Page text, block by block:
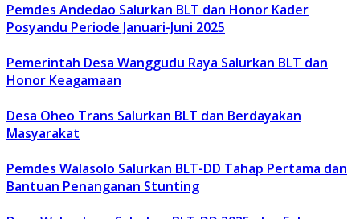
Pemdes Andedao Salurkan BLT dan Honor Kader
Posyandu Periode Januari-Juni 2025
Pemerintah Desa Wanggudu Raya Salurkan BLT dan
Honor Keagamaan
Desa Oheo Trans Salurkan BLT dan Berdayakan
Masyarakat
Pemdes Walasolo Salurkan BLT-DD Tahap Pertama dan
Bantuan Penanganan Stunting